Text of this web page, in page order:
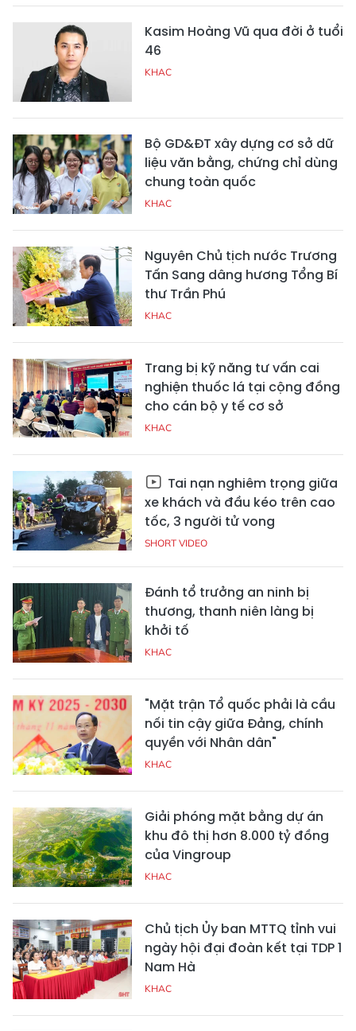
Kasim Hoàng Vũ qua đời ở tuổi
46
KHAC
Bộ GD&ĐT xây dựng cơ sở dữ
liệu văn bằng, chứng chỉ dùng
chung toàn quốc
KHAC
Nguyên Chủ tịch nước Trương
Tấn Sang dâng hương Tổng Bí
thư Trần Phú
KHAC
Trang bị kỹ năng tư vấn cai
nghiện thuốc lá tại cộng đồng
cho cán bộ y tế cơ sở
KHAC
Tai nạn nghiêm trọng giữa
xe khách và đầu kéo trên cao
tốc, 3 người tử vong
SHORT VIDEO
Đánh tổ trưởng an ninh bị
thương, thanh niên làng bị
khởi tố
KHAC
"Mặt trận Tổ quốc phải là cầu
nối tin cậy giữa Đảng, chính
quyền với Nhân dân"
KHAC
Giải phóng mặt bằng dự án
khu đô thị hơn 8.000 tỷ đồng
của Vingroup
KHAC
Chủ tịch Ủy ban MTTQ tỉnh vui
ngày hội đại đoàn kết tại TDP 1
Nam Hà
KHAC